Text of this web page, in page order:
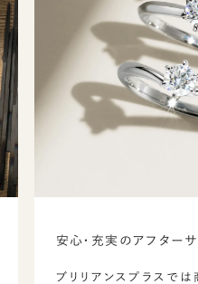
安心・充実のアフター
ブリリアンスプラスで